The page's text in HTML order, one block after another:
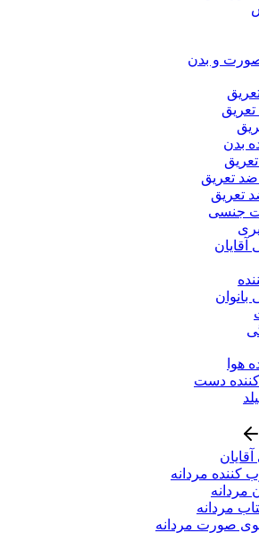
و بدن
بدن
تعریق
تعریق
جنسی
آقایان
بانوان
هوا
دست
مردانه
مردانه
مردانه
صورت مردانه